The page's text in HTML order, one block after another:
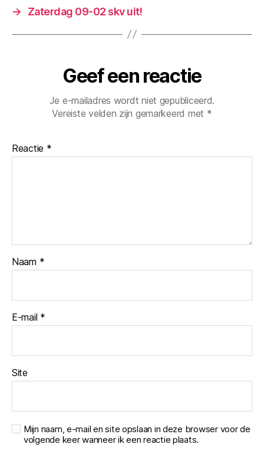
→
Zaterdag 09-02 skv uit!
Geef een reactie
Je e-mailadres wordt niet gepubliceerd.
Vereiste velden zijn gemarkeerd met *
Reactie *
Naam *
E-mail *
Site
Mijn naam, e-mail en site opslaan in deze browser voor de
volgende keer wanneer ik een reactie plaats.